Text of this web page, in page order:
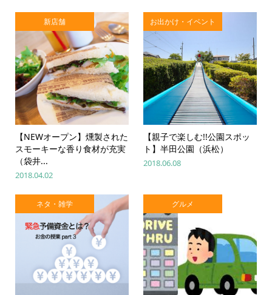
新店舗
【NEWオープン】燻製された
スモーキーな香り食材が充実
（袋井...
2018.04.02
お出かけ・イベント
【親子で楽しむ!!公園スポッ
ト】半田公園（浜松）
2018.06.08
ネタ・雑学 グルメ